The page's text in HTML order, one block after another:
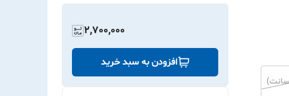
2,700,000
افزودن به سبد خرید